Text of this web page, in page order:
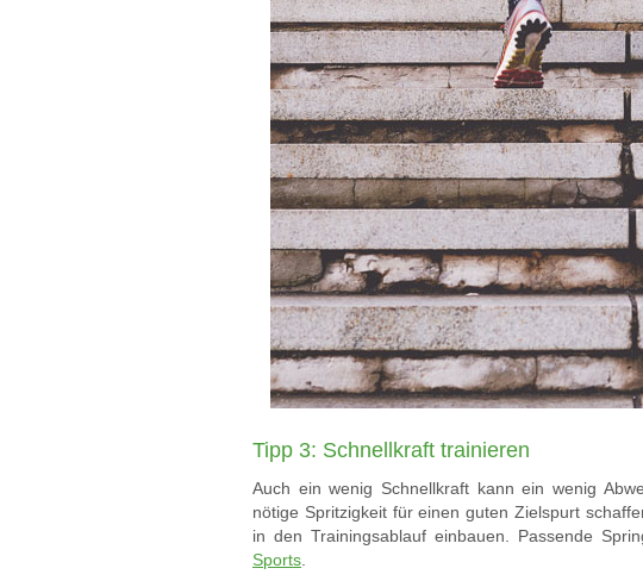
Tipp 3: Schnellkraft trainieren
Auch ein wenig Schnellkraft kann ein wenig
nötige Spritzigkeit für einen guten Zielspurt
in den Trainingsablauf einbauen. Passende
Sports